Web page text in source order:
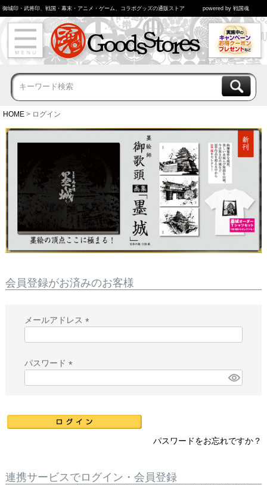
御城印・武将印、戦国・幕末・アニメ・ゲーム、コラボグッズの通販ストア powered by 戦国魂
HOME ログイン
会員登録がお済みのお客様
メールアドレス
)
パスワード
)
パスワードをお忘れですか？
連携サービスでログイン・会員登録